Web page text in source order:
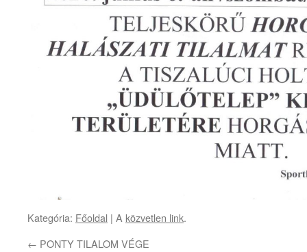
Kategória: Főoldal | A közvetlen link.
← PONTY TILALOM VÉGE